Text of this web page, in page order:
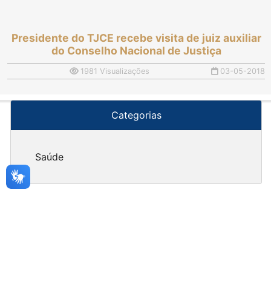
Presidente do TJCE recebe visita de juiz auxiliar
do Conselho Nacional de Justiça
1981 Visualizações 03-05-2018
Categorias
Saúde